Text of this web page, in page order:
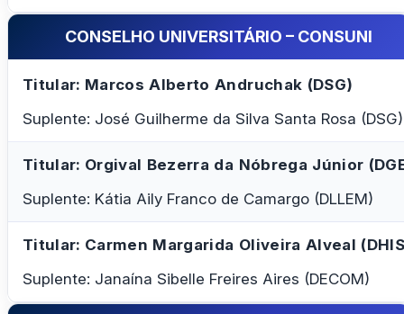
CONSELHO UNIVERSITÁRIO – CONSUNI
Titular: Marcos Alberto Andruchak (DSG)
Suplente: José Guilherme da Silva Santa Rosa (DSG)
Titular: Orgival Bezerra da Nóbrega Júnior
Suplente: Kátia Aily Franco de Camargo (DLLEM)
Titular: Carmen Margarida Oliveira Alveal
Suplente: Janaína Sibelle Freires Aires (DECOM)